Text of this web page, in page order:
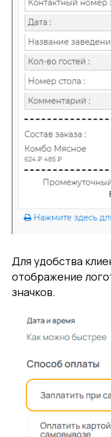
Для удобства
отображение
значков.